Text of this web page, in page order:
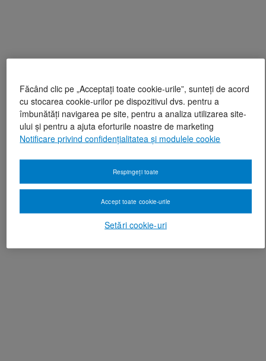
Făcând clic pe „Acceptați toate cookie-urile”, sunteți de acord
cu stocarea cookie-urilor pe dispozitivul dvs. pentru a
îmbunătăți navigarea pe site, pentru a analiza utilizarea site-
ului și pentru a ajuta eforturile noastre de marketing
Notificare privind confidențialitatea și modulele cookie
Setări cookie-uri
Respingeți toate
Accept toate cookie-urile